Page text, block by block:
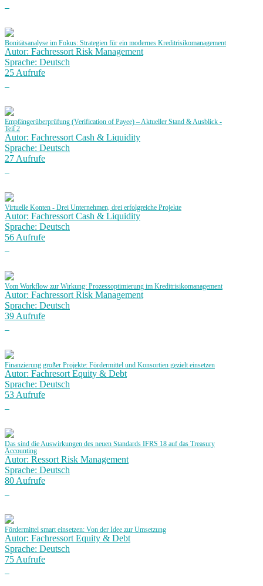
Bonitätsanalyse im Fokus: Strategien für ein modernes Kreditrisikomanagement
Autor: Fachressort Risk Management
Sprache: Deutsch
25 Aufrufe
Empfängerüberprüfung (Verification of Payee) – Aktueller Stand & Ausblick -
Teil 2
Autor: Fachressort Cash & Liquidity
Sprache: Deutsch
27 Aufrufe
Virtuelle Konten - Drei Unternehmen, drei erfolgreiche Projekte
Autor: Fachressort Cash & Liquidity
Sprache: Deutsch
56 Aufrufe
Vom Workflow zur Wirkung: Prozessoptimierung im Kreditrisikomanagement
Autor: Fachressort Risk Management
Sprache: Deutsch
39 Aufrufe
Finanzierung großer Projekte: Fördermittel und Konsortien gezielt einsetzen
Autor: Fachresort Equity & Debt
Sprache: Deutsch
53 Aufrufe
Das sind die Auswirkungen des neuen Standards IFRS 18 auf das Treasury
Accounting
Autor: Ressort Risk Management
Sprache: Deutsch
80 Aufrufe
Fördermittel smart einsetzen: Von der Idee zur Umsetzung
Autor: Fachressort Equity & Debt
Sprache: Deutsch
75 Aufrufe